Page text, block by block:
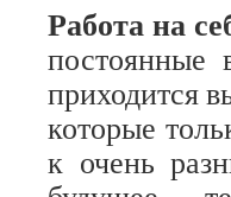
Работа на
постоянные
приходится
которые
к очень